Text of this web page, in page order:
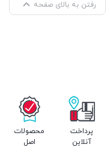
رفتن به بالای صفحه
پرداخت
آنلاین
محصولات
اصل